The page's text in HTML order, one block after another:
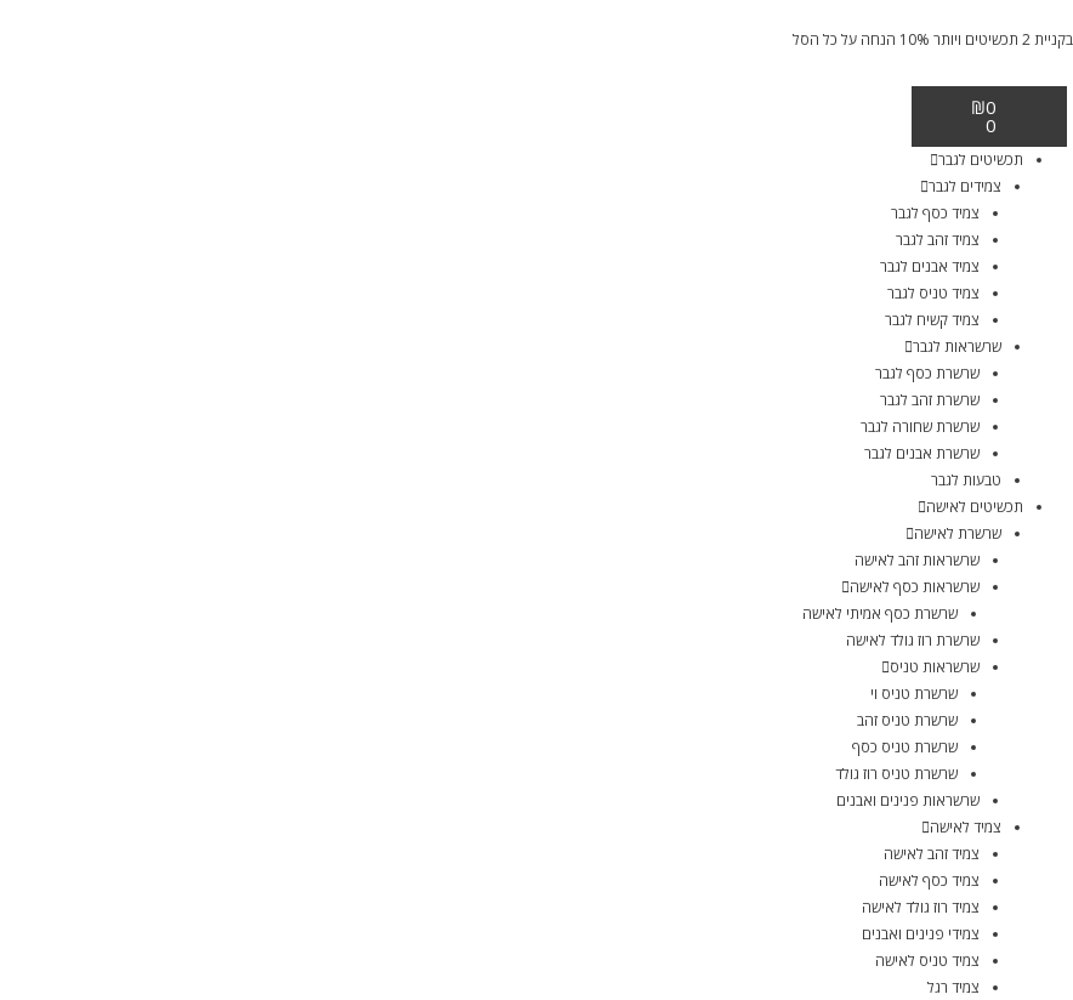
בקניית 2 תכשיטים ויותר 10% הנחה על כל הסל
₪0
0
תכשיטים לגבר
צמידים לגבר
צמיד כסף לגבר
צמיד זהב לגבר
צמיד אבנים לגבר
צמיד טניס לגבר
צמיד קשיח לגבר
שרשראות לגבר
שרשרת כסף לגבר
שרשרת זהב לגבר
שרשרת שחורה לגבר
שרשרת אבנים לגבר
טבעות לגבר
תכשיטים לאישה
שרשרת לאישה
שרשראות זהב לאישה
שרשראות כסף לאישה
שרשרת כסף אמיתי לאישה
שרשרת רוז גולד לאישה
שרשראות טניס
שרשרת טניס וי
שרשרת טניס זהב
שרשרת טניס כסף
שרשרת טניס רוז גולד
שרשראות פנינים ואבנים
צמיד לאישה
צמיד זהב לאישה
צמיד כסף לאישה
צמיד רוז גולד לאישה
צמידי פנינים ואבנים
צמיד טניס לאישה
צמיד רגל